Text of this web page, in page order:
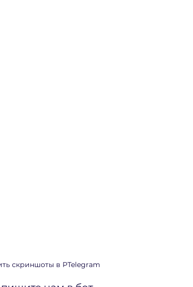
скриншоты в PTelegram